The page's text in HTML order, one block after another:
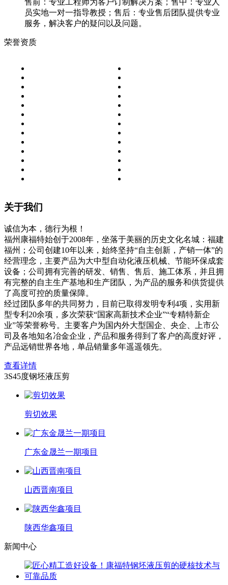
售前：专业工程师为客户订制解决方案；售中：专业人
员实地一对一指导教授；售后：专业售后团队提供专业
服务，解决客户的疑问以及问题。
荣誉资质
关于我们
诚信为本，德行为根！
福州康福特始创于2008年，坐落于美丽的历史文化名城：福建
福州；公司创建10年以来，始终坚持“自主创新，产销一体”的
经营理念，主要产品为大中型自动化液压机械、节能环保成套
设备；公司拥有完善的研发、销售、售后、施工体系，并且拥
有完整的自主生产基地和生产团队，为产品的服务和供货提供
了高度可控的质量保障。
经过团队多年的共同努力，目前已取得发明专利4项，实用新
型专利20余项，多次荣获“国家高新技术企业”“专精特新企
业”等荣誉称号。主要客户为国内外大型国企、央企、上市公
司及各地知名冶金企业，产品和服务得到了客户的高度好评，
产品远销世界各地，单品销量多年遥遥领先。
查看详情
3S45度钢坯液压剪
剪切效果
广东金晟兰一期项目
山西晋南项目
陕西华鑫项目
新闻中心